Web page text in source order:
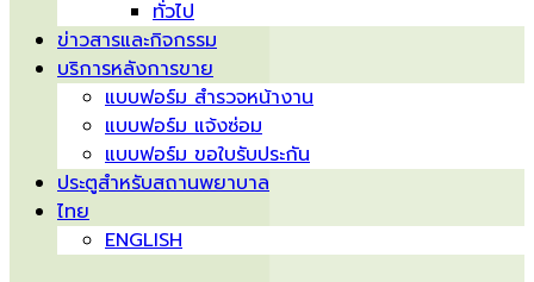
ทั่วไป
ข่าวสารและกิจกรรม
บริการหลังการขาย
แบบฟอร์ม สำรวจหน้างาน
แบบฟอร์ม แจ้งซ่อม
แบบฟอร์ม ขอใบรับประกัน
ประตูสำหรับสถานพยาบาล
ไทย
ENGLISH